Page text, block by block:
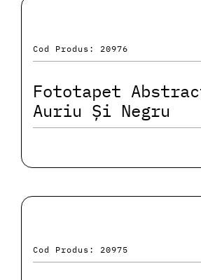
Cod Produs: 20976
Fototapet
Auriu Și Negru
Cod Produs: 20975